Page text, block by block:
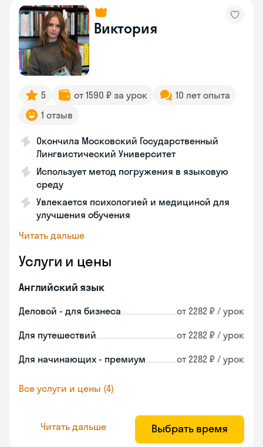
Виктория
5 от 1590 ₽ за урок
10 лет опыта
1 отзыв
Окончила Московский Государственный
Лингвистический Университет
Использует метод погружения в языковую
среду
Увлекается психологией и медициной для
улучшения обучения
Читать дальше
Услуги и цены
Английский язык
Деловой - для бизнеса от 2282 ₽ / урок
Для путешествий от 2282 ₽ / урок
Для начинающих - премиум от 2282 ₽ / урок
Все услуги и цены (4)
Читать дальше Выбрать время